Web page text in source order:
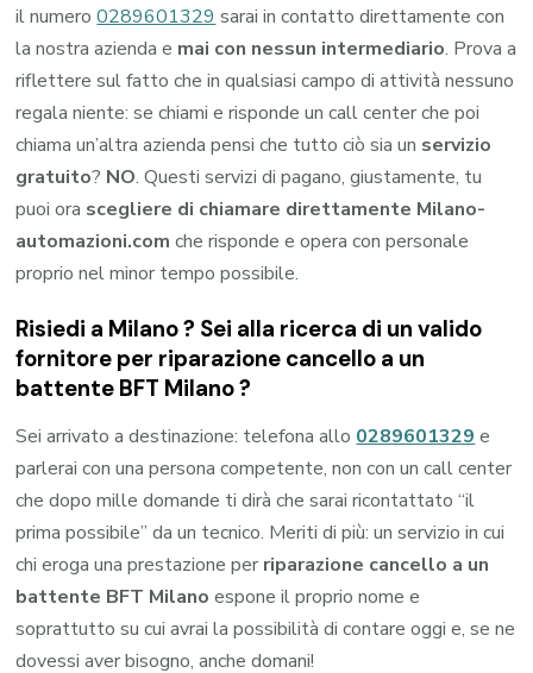
il numero0289601329sarai in contatto direttamente con
la nostra azienda e mai con nessun intermediario. Prova a
riflettere sul fatto che in qualsiasi campo di attività nessuno
regala niente: se chiami e risponde un call center che poi
chiama un’altra azienda pensi che tutto ciò sia un servizio
gratuito? NO. Questi servizi di pagano, giustamente, tu
puoi ora scegliere di chiamare direttamente Milano-
automazioni.com che risponde e opera con personale
proprio nel minor tempo possibile.
Risiedi a Milano? Sei alla ricerca di un valido
fornitore per riparazione cancello a un
battente BFT Milano?
Sei arrivato a destinazione: telefona allo 0289601329 e
parlerai con una persona competente, non con un call center
che dopo mille domande ti dirà che sarai ricontattato “il
prima possibile” da un tecnico. Meriti di più: un servizio in cui
chi eroga una prestazione per riparazione cancello a un
battente BFT Milano espone il proprio nome e
soprattutto su cui avrai la possibilità di contare oggi e, se ne
dovessi aver bisogno, anche domani!